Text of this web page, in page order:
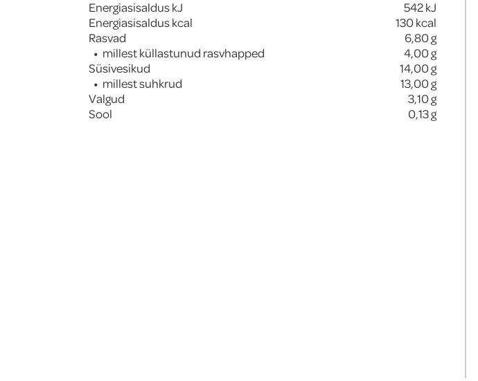
Energiasisaldus kJ
542kJ
Energiasisaldus kcal
130kcal
Rasvad
6,80g
millest küllastunud rasvhapped
4,00g
Süsivesikud
14,00g
millest suhkrud
13,00g
Valgud
3,10g
Sool
0,13g